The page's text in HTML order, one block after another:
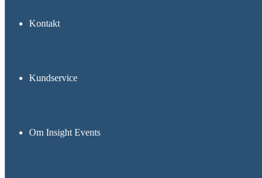
Kontakt
Kundservice
Om Insight Events